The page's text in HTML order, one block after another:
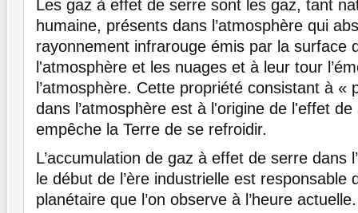
Les gaz à effet de serre sont les gaz, tant
humaine, présents dans l’atmosphère qui
rayonnement infrarouge émis par la surface
l'atmosphère et les nuages et à leur tour
l’atmosphère. Cette propriété consistant à «
dans l’atmosphère est à l'origine de l'effet
empêche la Terre de se refroidir.
L’accumulation de gaz à effet de serre dans
le début de l’ère industrielle est responsable
planétaire que l’on observe à l’heure actuelle.